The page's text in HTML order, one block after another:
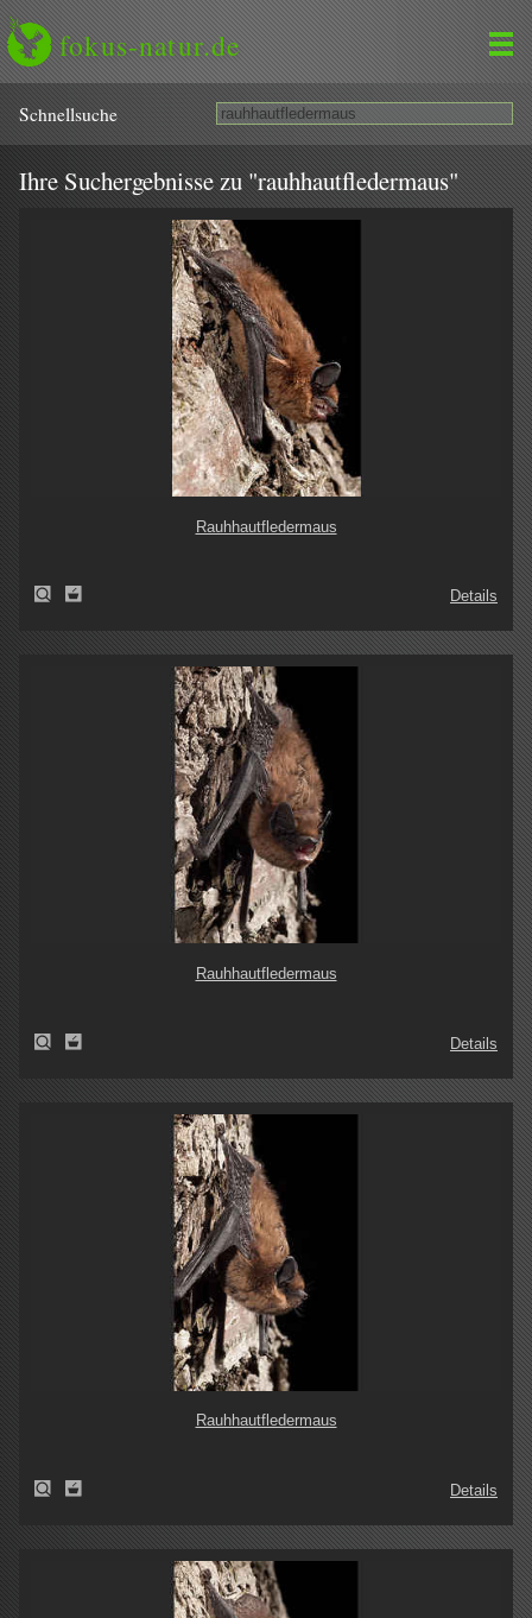
fokus-natur.de
Schnell­suche
Ihre Suchergebnisse zu "rauhhautfledermaus"
Rauhhautfledermaus
Details
Rauhhautfledermaus
Details
Rauhhautfledermaus
Details